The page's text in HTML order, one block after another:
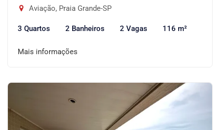
Aviação, Praia Grande-SP
3 Quartos 2 Banheiros 2 Vagas 116 m²
Mais informações